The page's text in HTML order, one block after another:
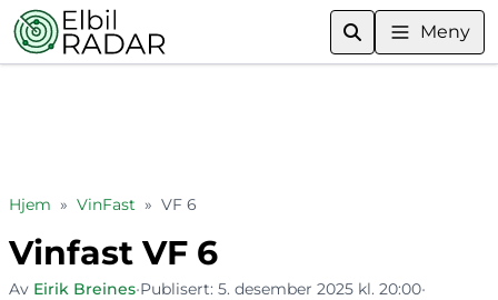
Meny
Hjem » VinFast » VF 6
Vinfast VF 6
Av Eirik Breines•Publisert: 5. desember 2025 kl. 20:00•